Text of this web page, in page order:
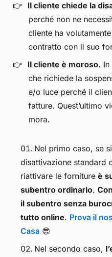
Il cliente chiede la
perché non ne
cliente ha
contratto con il suo
Il cliente è moroso.
che richiede la
e/o luce perché il
fatture. Quest’ultimo
mora.
Nel primo caso, se
disattivazione standard
riattivare le fornitureè
subentro ordinario.
il subentro senza
tutto online. Prova il
Casa 😎
Nel secondo caso,